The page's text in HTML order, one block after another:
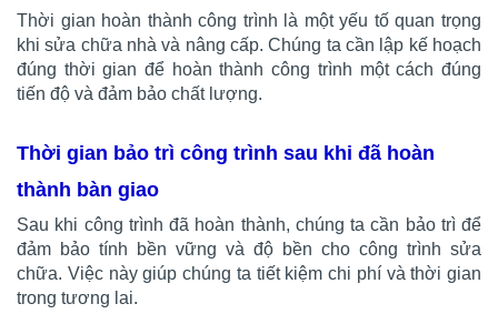
Thời gian hoàn thành công trình là một yếu tố quan trọng
khi sửa chữa nhà và nâng cấp. Chúng ta cần lập kế hoạch
đúng thời gian để hoàn thành công trình một cách đúng
tiến độ và đảm bảo chất lượng.
Thời gian bảo trì công trình sau khi đã hoàn
thành bàn giao
Sau khi công trình đã hoàn thành, chúng ta cần bảo trì để
đảm bảo tính bền vững và độ bền cho công trình sửa
chữa. Việc này giúp chúng ta tiết kiệm chi phí và thời gian
trong tương lai.